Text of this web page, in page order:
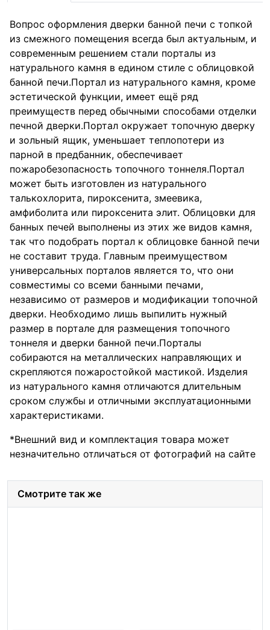
Вопрос оформления дверки банной печи с топкой
из смежного помещения всегда был актуальным, и
современным решением стали порталы из
натурального камня в едином стиле с облицовкой
банной печи.Портал из натурального камня, кроме
эстетической функции, имеет ещё ряд
преимуществ перед обычными способами отделки
печной дверки.Портал окружает топочную дверку
и зольный ящик, уменьшает теплопотери из
парной в предбанник, обеспечивает
пожаробезопасность топочного тоннеля.Портал
может быть изготовлен из натурального
талькохлорита, пироксенита, змеевика,
амфиболита или пироксенита элит. Облицовки для
банных печей выполнены из этих же видов камня,
так что подобрать портал к облицовке банной печи
не составит труда. Главным преимуществом
универсальных порталов является то, что они
совместимы со всеми банными печами,
независимо от размеров и модификации топочной
дверки. Необходимо лишь выпилить нужный
размер в портале для размещения топочного
тоннеля и дверки банной печи.Порталы
собираются на металлических направляющих и
скрепляются пожаростойкой мастикой. Изделия
из натурального камня отличаются длительным
сроком службы и отличными эксплуатационными
характеристиками.
*Внешний вид и комплектация товара может
незначительно отличаться от фотографий на сайте
Смотрите так же